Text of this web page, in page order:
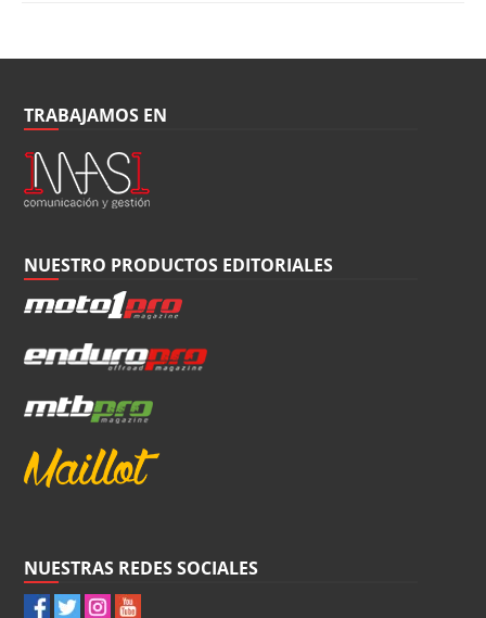
TRABAJAMOS EN
NUESTRO PRODUCTOS EDITORIALES
NUESTRAS REDES SOCIALES